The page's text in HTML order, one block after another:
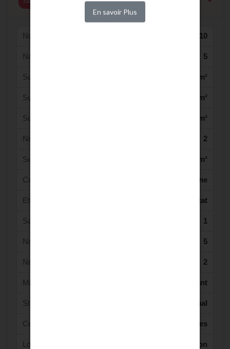
Nombre de pièce(s) : 10
Nombre de chambre(s) : 5
Surface Habitable : 260 m²
Surface du séjour : 63 m²
Surface du terrain : 2153 m²
Nombre de Niveaux : 2
Surface (des) dépendance(s) 20 m²
Catégorie : Maison de campagne
Etat Général : Bon état
Salle de bain : 1
Nombre de Parking(s) : 5
Nombre de terrasse(s) : 2
Mitoyennete : Indépendant
Standing : Normal
Couverture : Tuiles
Localisation : Agglomération
En savoir Plus